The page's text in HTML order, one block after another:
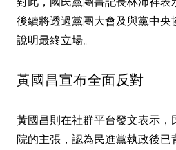
後續將透過黨團大會及與黨中
說明最終立場。
黃國昌宣布全面反對
黃國昌則在社群平台發文表示
院的主張，認為民進黨執政後